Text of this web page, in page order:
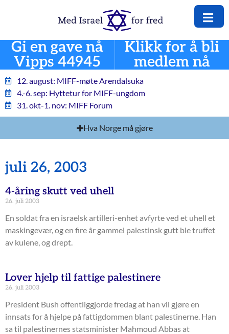
Gi en gave nå
Vipps 44945
Klikk for å bli
medlem nå
12. august: MIFF-møte Arendalsuka
4.-6. sep: Hyttetur for MIFF-ungdom
31. okt-1. nov: MIFF Forum
Hva Norge må gjøre
juli 26, 2003
4-åring skutt ved uhell
26. juli 2003
En soldat fra en israelsk artilleri-enhet avfyrte ved et uhell et
maskingevær, og en fire år gammel palestinsk gutt ble truffet
av kulene, og drept.
Lover hjelp til fattige palestinere
26. juli 2003
President Bush offentliggjorde fredag at han vil gjøre en
innsats for å hjelpe på fattigdommen blant palestinerne. Han
sa til palestinernes statsminister Mahmoud Abbas at